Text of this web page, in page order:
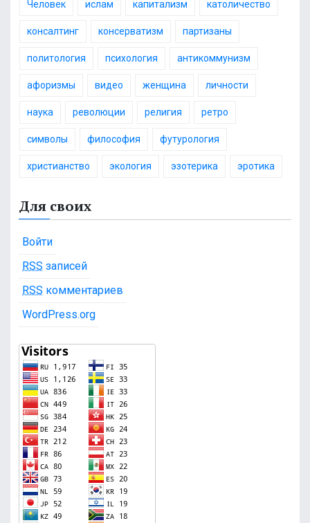
Человек ислам капитализм католичество
консалтинг консерватизм партизаны
политология психология антикоммунизм
афоризмы видео женщина личности
наука революции религия ретро
символы философия футурология
христианство экология эзотерика эротика
Для своих
Войти
RSS записей
RSS комментариев
WordPress.org